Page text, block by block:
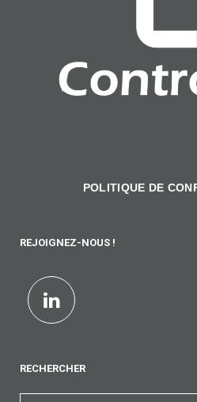
POLITIQUE DE
REJOIGNEZ-NOUS !
RECHERCHER